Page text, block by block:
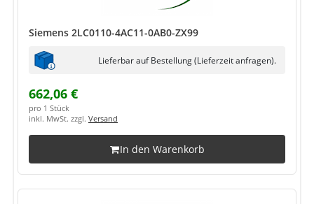
Siemens 2LC0110-4AC11-0AB0-ZX99
Lieferbar auf Bestellung (Lieferzeit anfragen).
662,06 €
pro 1 Stück
inkl. MwSt. zzgl. Versand
In den Warenkorb